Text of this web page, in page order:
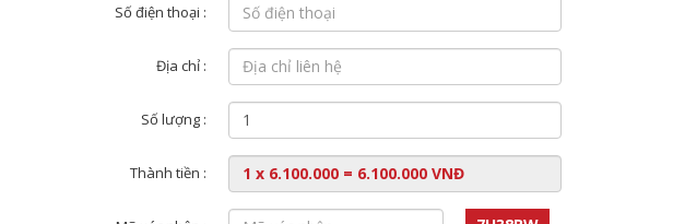
Số điện thoại :
Địa chỉ :
Số lượng :
Thành tiền :